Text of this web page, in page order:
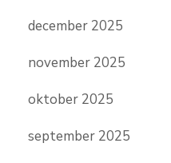
december 2025
november 2025
oktober 2025
september 2025